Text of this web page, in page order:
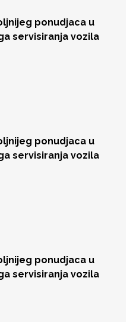
ponudjaca u
servisiranja vozila
ponudjaca u
servisiranja vozila
ponudjaca u
servisiranja vozila